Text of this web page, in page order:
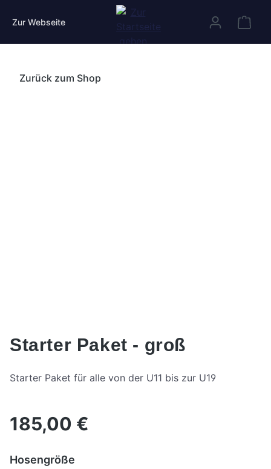
Zum Hauptinhalt springen
Zur Webseite
Zurück zum Shop
Starter Paket - groß
Starter Paket für alle von der U11 bis zur U19
Regulärer Preis:
185,00 €
Hosengröße